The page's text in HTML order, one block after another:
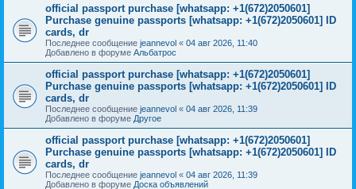
official passport purchase [whatsapp: +1(672)2050601]
Purchase genuine passports [whatsapp: +1(672)2050601] ID
cards, dr
Последнее сообщение jeannevol « 04 авг 2026, 11:40
Добавлено в форуме Альбатрос
official passport purchase [whatsapp: +1(672)2050601]
Purchase genuine passports [whatsapp: +1(672)2050601] ID
cards, dr
Последнее сообщение jeannevol « 04 авг 2026, 11:39
Добавлено в форуме Другое
official passport purchase [whatsapp: +1(672)2050601]
Purchase genuine passports [whatsapp: +1(672)2050601] ID
cards, dr
Последнее сообщение jeannevol « 04 авг 2026, 11:39
Добавлено в форуме Доска объявлений